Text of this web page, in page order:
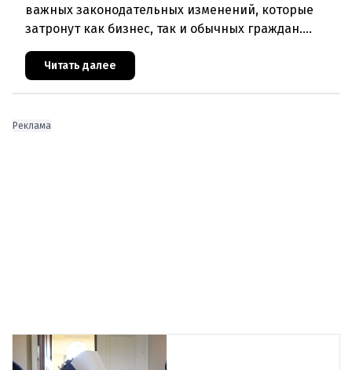
важных законодательных изменений, которые
затронут как бизнес, так и обычных граждан.
Ключевые нововведения сконцентрированы в
строительном секторе и сф
Читать далее
Реклама